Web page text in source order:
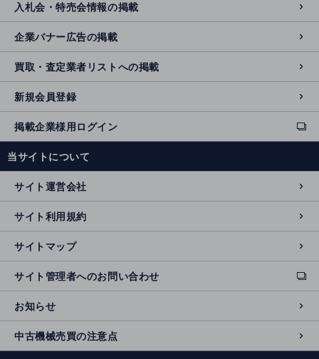
入札会・特売会情報の掲載
企業バナー広告の掲載
買取・査定業者リストへの掲載
新規会員登録
掲載企業様用ログイン
ext
e
n
al
si
t
e
当サイトについて
サイト運営会社
サイト利用規約
サイトマップ
サイト管理者へのお問い合わせ
ext
e
r
n
al
si
お知らせ
中古機械売買の注意点